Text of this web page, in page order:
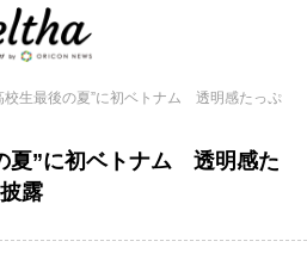
校生最後の夏”に初ベトナム 透明感たっぷ
夏”に初ベトナム 透明感た
露